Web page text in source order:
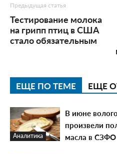
Предыдущая статья
Тестирование молока
на грипп птиц в США
стало обязательным
ЕЩЕ ПО ТЕМЕ ЕЩЕ
Аналитика
В июне
произвели
масла в СЗФО